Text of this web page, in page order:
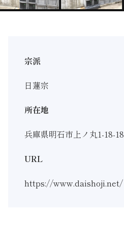
宗派
日蓮宗
所在地
兵庫県明石市上ノ丸1-18-18
URL
https://www.daishoji.net/